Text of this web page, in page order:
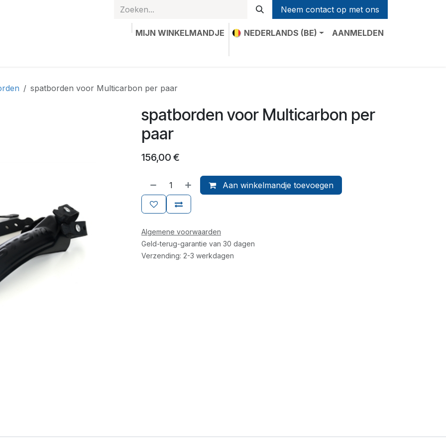
Neem contact op met ons
MIJN WINKELMANDJE NEDERLANDS (BE)
AANMELDEN
spatborden voor Multicarbon per paar
spatborden voor Multicarbon per
paar
156,00 €
Aan winkelmandje toevoegen
Algemene voorwaarden
Geld-terug-garantie van 30 dagen
Verzending: 2-3 werkdagen